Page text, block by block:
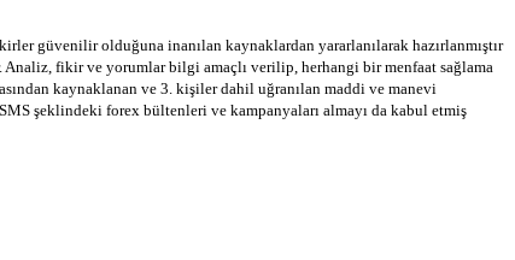
güvenilir olduğuna inanılan kaynaklardan yararlanılarak hazırlanmıştır
fikir ve yorumlar bilgi amaçlı verilip, herhangi bir menfaat sağlama
kaynaklanan ve 3. kişiler dahil uğranılan maddi ve manevi
şeklindeki forex bültenleri ve kampanyaları almayı da kabul etmiş